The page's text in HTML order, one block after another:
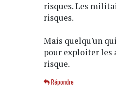
risques. Les
risques.
Mais quelqu'un
pour exploiter les
risque.
Répondre